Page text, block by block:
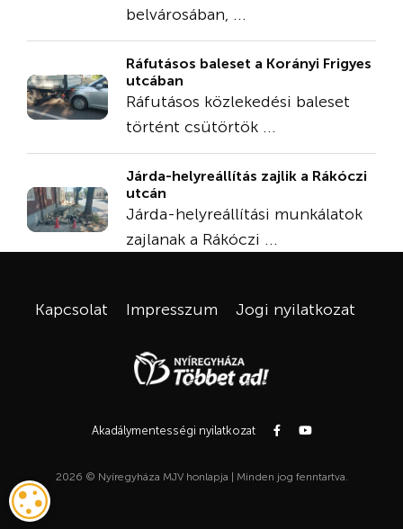
belvárosában, ...
Ráfutásos baleset a Korányi Frigyes
utcában
Ráfutásos közlekedési baleset
történt csütörtök ...
Járda-helyreállítás zajlik a Rákóczi
utcán
Járda-helyreállítási munkálatok
zajlanak a Rákóczi ...
Kapcsolat Impresszum Jogi nyilatkozat
Akadálymentességi nyilatkozat
2026 © Nyíregyháza MJV honlapja | Minden jog fenntartva.